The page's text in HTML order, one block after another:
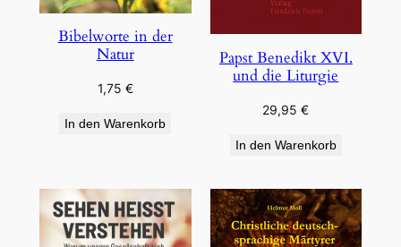
Bibelworte in der
Natur
1,75 €
In den Warenkorb
Papst Benedikt XVI.
und die Liturgie
29,95€
In den Warenkorb